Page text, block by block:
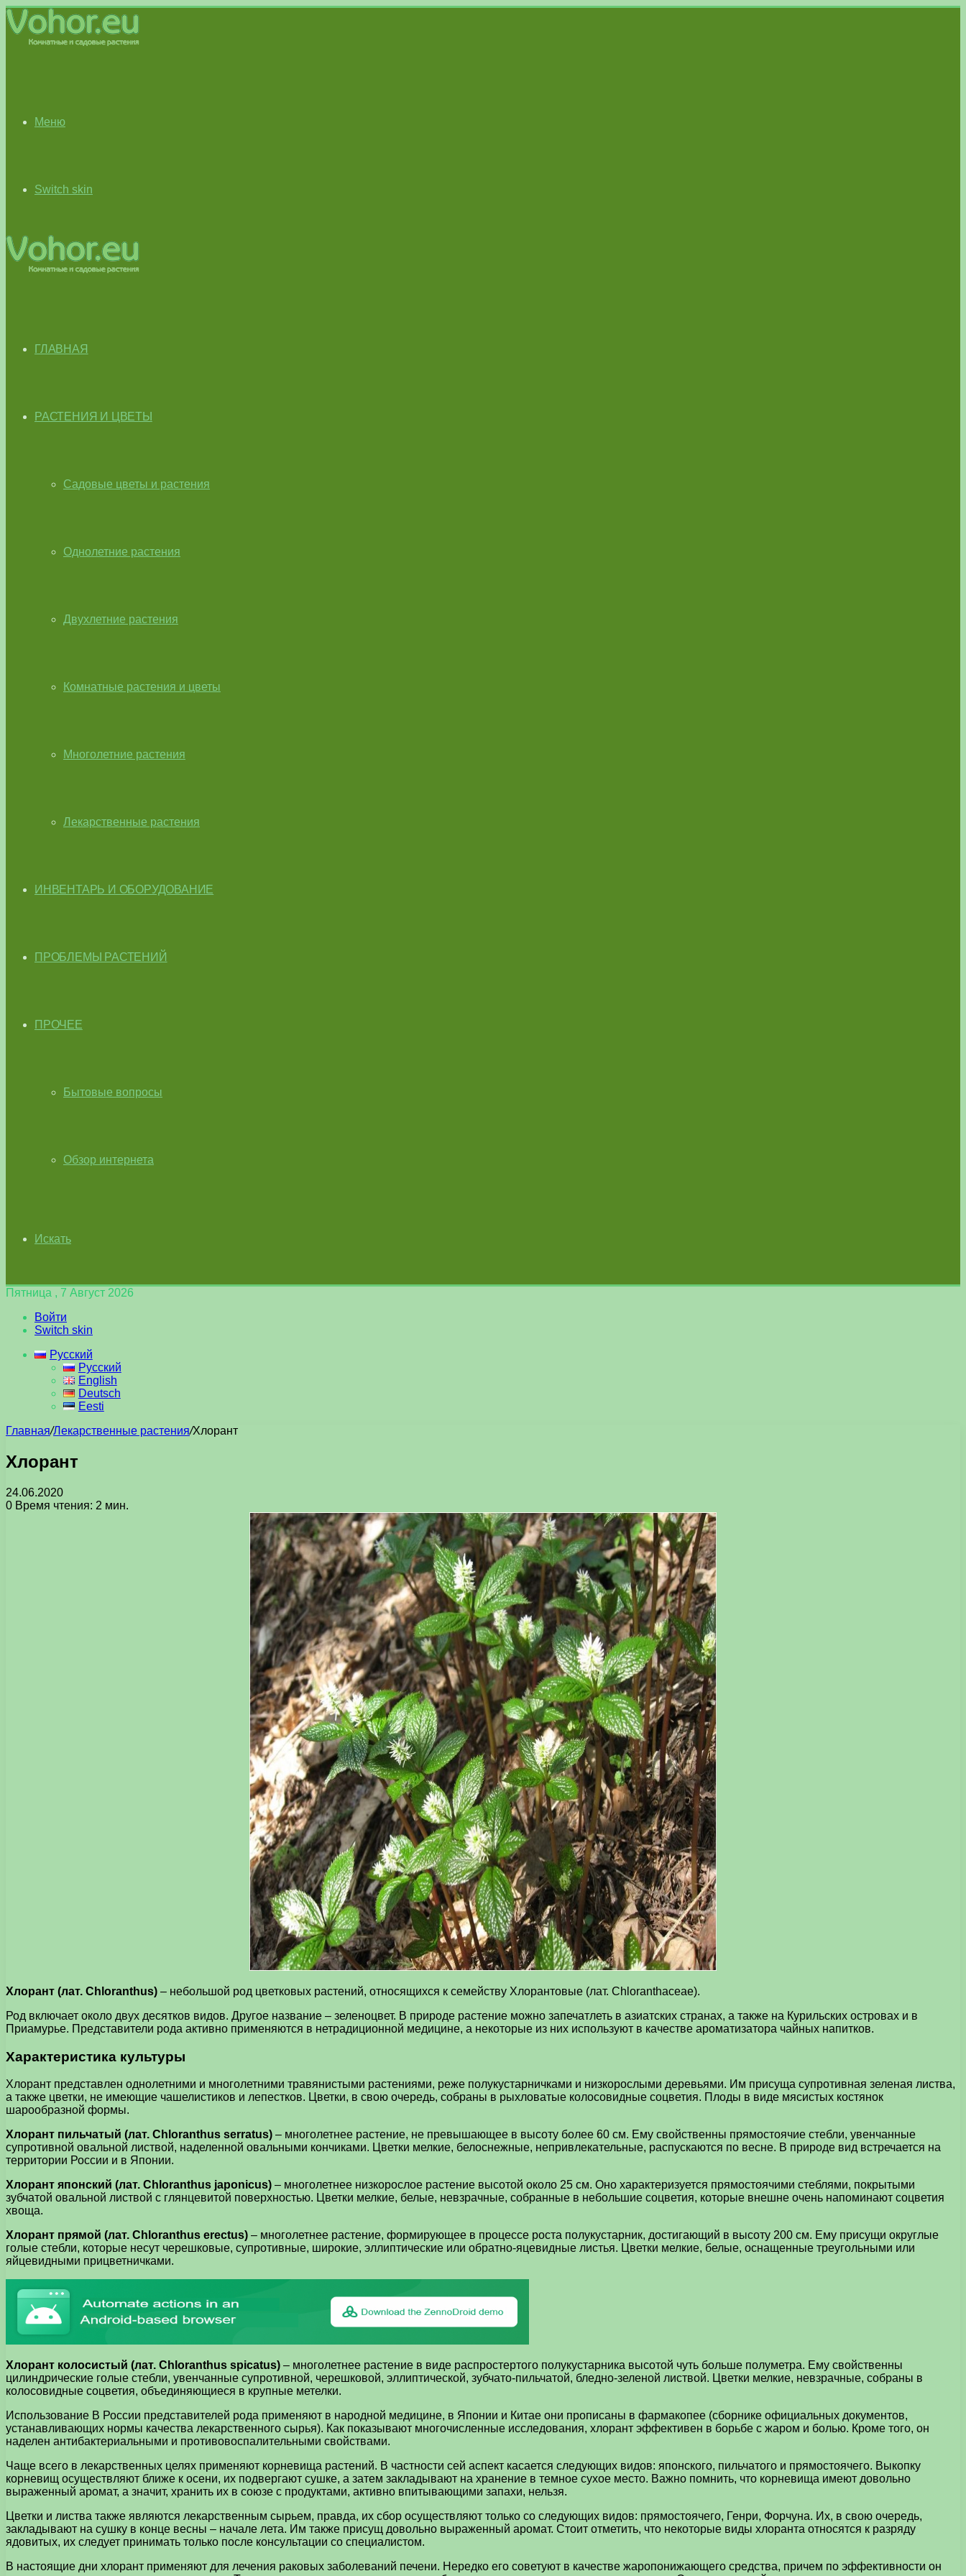
Меню
Switch skin
ГЛАВНАЯ
РАСТЕНИЯ И ЦВЕТЫ
Садовые цветы и растения
Однолетние растения
Двухлетние растения
Комнатные растения и цветы
Многолетние растения
Лекарственные растения
ИНВЕНТАРЬ И ОБОРУДОВАНИЕ
ПРОБЛЕМЫ РАСТЕНИЙ
ПРОЧЕЕ
Бытовые вопросы
Обзор интернета
Искать
Пятница , 7 Август 2026
Войти
Switch skin
Русский
Русский
English
Deutsch
Eesti
Главная/Лекарственные растения/Хлорант
Хлорант
24.06.2020
0 Время чтения: 2 мин.
Хлорант (лат. Chloranthus) – небольшой род цветковых растений, относящихся к семейству Хлорантовые (лат. Chloranthaceae).
Род включает около двух десятков видов. Другое название – зеленоцвет. В природе растение можно запечатлеть в азиатских странах, а также на Курильских островах и в
Приамурье. Представители рода активно применяются в нетрадиционной медицине, а некоторые из них используют в качестве ароматизатора чайных напитков.
Характеристика культуры
Хлорант представлен однолетними и многолетними травянистыми растениями, реже полукустарничками и низкорослыми деревьями. Им присуща супротивная зеленая листва,
а также цветки, не имеющие чашелистиков и лепестков. Цветки, в свою очередь, собраны в рыхловатые колосовидные соцветия. Плоды в виде мясистых костянок
шарообразной формы.
Хлорант пильчатый (лат. Chloranthus serratus) – многолетнее растение, не превышающее в высоту более 60 см. Ему свойственны прямостоячие стебли, увенчанные
супротивной овальной листвой, наделенной овальными кончиками. Цветки мелкие, белоснежные, непривлекательные, распускаются по весне. В природе вид встречается на
территории России и в Японии.
Хлорант японский (лат. Chloranthus japonicus) – многолетнее низкорослое растение высотой около 25 см. Оно характеризуется прямостоячими стеблями, покрытыми
зубчатой овальной листвой с глянцевитой поверхностью. Цветки мелкие, белые, невзрачные, собранные в небольшие соцветия, которые внешне очень напоминают соцветия
хвоща.
Хлорант прямой (лат. Chloranthus erectus) – многолетнее растение, формирующее в процессе роста полукустарник, достигающий в высоту 200 см. Ему присущи округлые
голые стебли, которые несут черешковые, супротивные, широкие, эллиптические или обратно-яцевидные листья. Цветки мелкие, белые, оснащенные треугольными или
яйцевидными прицветничками.
Хлорант колосистый (лат. Chloranthus spicatus) – многолетнее растение в виде распростертого полукустарника высотой чуть больше полуметра. Ему свойственны
цилиндрические голые стебли, увенчанные супротивной, черешковой, эллиптической, зубчато-пильчатой, бледно-зеленой листвой. Цветки мелкие, невзрачные, собраны в
колосовидные соцветия, объединяющиеся в крупные метелки.
Использование В России представителей рода применяют в народной медицине, в Японии и Китае они прописаны в фармакопее (сборнике официальных документов,
устанавливающих нормы качества лекарственного сырья). Как показывают многочисленные исследования, хлорант эффективен в борьбе с жаром и болью. Кроме того, он
наделен антибактериальными и противовоспалительными свойствами.
Чаще всего в лекарственных целях применяют корневища растений. В частности сей аспект касается следующих видов: японского, пильчатого и прямостоячего. Выкопку
корневищ осуществляют ближе к осени, их подвергают сушке, а затем закладывают на хранение в темное сухое место. Важно помнить, что корневища имеют довольно
выраженный аромат, а значит, хранить их в союзе с продуктами, активно впитывающими запахи, нельзя.
Цветки и листва также являются лекарственным сырьем, правда, их сбор осуществляют только со следующих видов: прямостоячего, Генри, Форчуна. Их, в свою очередь,
закладывают на сушку в конце весны – начале лета. Им также присущ довольно выраженный аромат. Стоит отметить, что некоторые виды хлоранта относятся к разряду
ядовитых, их следует принимать только после консультации со специалистом.
В настоящие дни хлорант применяют для лечения раковых заболеваний печени. Нередко его советуют в качестве жаропонижающего средства, причем по эффективности он